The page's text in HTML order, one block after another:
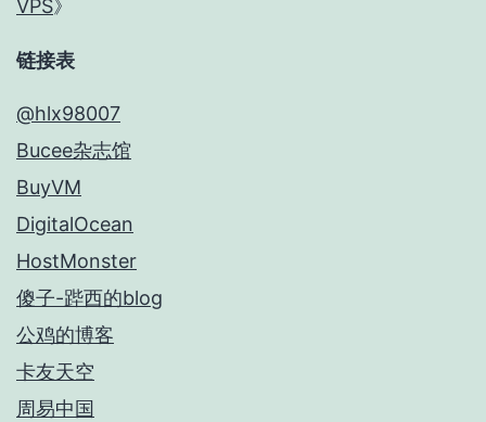
VPS》
链接表
@hlx98007
Bucee杂志馆
BuyVM
DigitalOcean
HostMonster
傻子-跸西的blog
公鸡的博客
卡友天空
周易中国